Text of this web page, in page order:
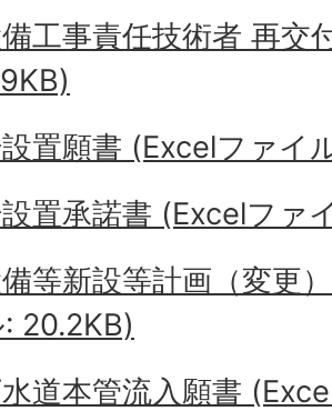
工事責任技術者 再交
置願書 (Excelファイ
置承諾書 (Excelファ
等新設等計画（変更
20.2KB)
道本管流入願書